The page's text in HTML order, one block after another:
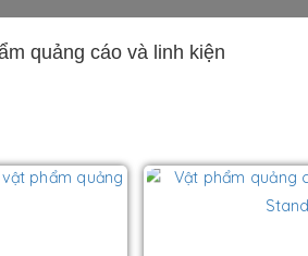
quảng cáo và linh kiện